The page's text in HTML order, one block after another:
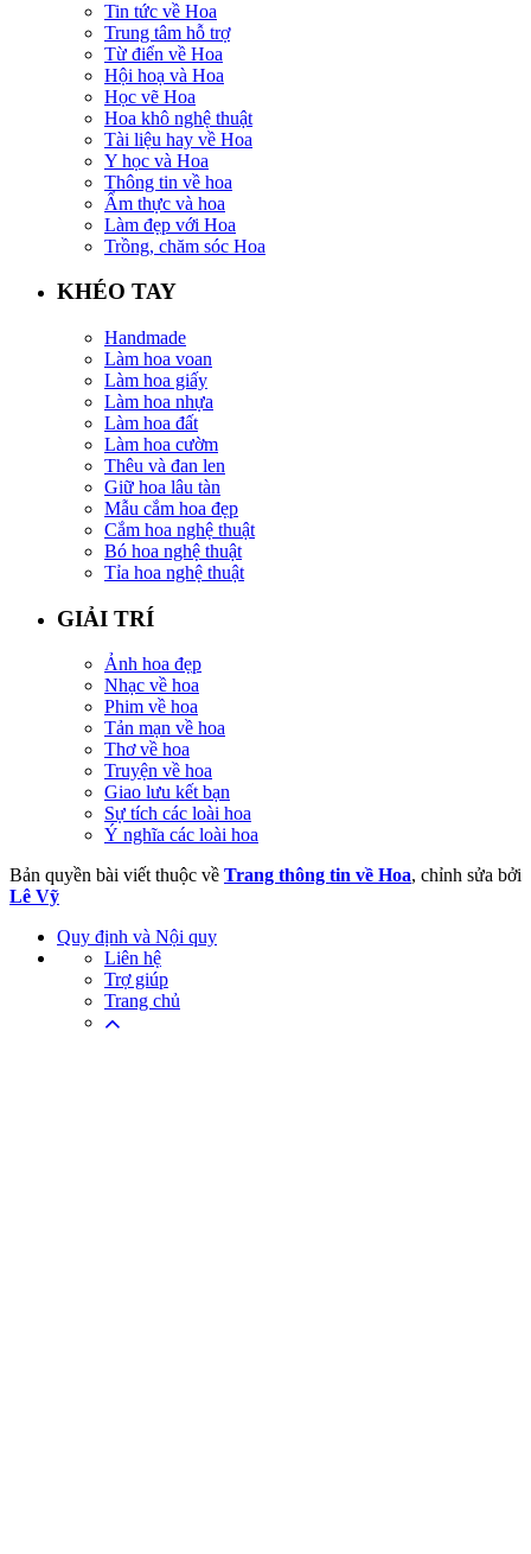
Tin tức về Hoa
Trung tâm hỗ trợ
Từ điển về Hoa
Hội hoạ và Hoa
Học vẽ Hoa
Hoa khô nghệ thuật
Tài liệu hay về Hoa
Y học và Hoa
Thông tin về hoa
Ẩm thực và hoa
Làm đẹp với Hoa
Trồng, chăm sóc Hoa
KHÉO TAY
Handmade
Làm hoa voan
Làm hoa giấy
Làm hoa nhựa
Làm hoa đất
Làm hoa cườm
Thêu và đan len
Giữ hoa lâu tàn
Mẫu cắm hoa đẹp
Cắm hoa nghệ thuật
Bó hoa nghệ thuật
Tỉa hoa nghệ thuật
GIẢI TRÍ
Ảnh hoa đẹp
Nhạc về hoa
Phim về hoa
Tản mạn về hoa
Thơ về hoa
Truyện về hoa
Giao lưu kết bạn
Sự tích các loài hoa
Ý nghĩa các loài hoa
Bản quyền bài viết thuộc về Trang thông tin về Hoa, chỉnh sửa bởi
Lê Vỹ
Quy định và Nội quy
Liên hệ
Trợ giúp
Trang chủ